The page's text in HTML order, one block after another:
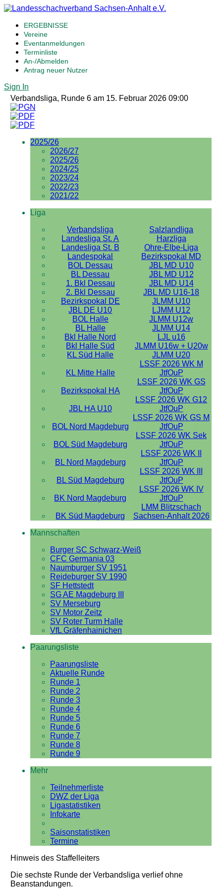
ERGEBNISSE
Vereine
Eventanmeldungen
Terminliste
An-/Abmelden
Antrag neuer Nutzer
Sign In
Verbandsliga, Runde 6 am 15. Februar 2026 09:00
2025/26
2026/27
2025/26
2024/25
2023/24
2022/23
2021/22
Liga
Verbandsliga
Salzlandliga
Landesliga St. A
Harzliga
Landesliga St. B
Ohre-Elbe-Liga
Landespokal
Bezirkspokal MD
BOL Dessau
JBL MD U10
BL Dessau
JBL MD U12
1. Bkl Dessau
JBL MD U14
2. Bkl Dessau
JBL MD U16-18
Bezirkspokal DE
JLMM U10
JBL DE U10
LJMM U12
BOL Halle
JLMM U12w
BL Halle
JLMM U14
Bkl Halle Nord
LJL u16
Bkl Halle Süd
JLMM U16w + U20w
KL Süd Halle
JLMM U20
KL Mitte Halle
LSSF 2026 WK M
JtfOuP
Bezirkspokal HA
LSSF 2026 WK GS
JtfOuP
JBL HA U10
LSSF 2026 WK G12
JtfOuP
BOL Nord Magdeburg
LSSF 2026 WK GS M
JtfOuP
BOL Süd Magdeburg
LSSF 2026 WK Sek
JtfOuP
BL Nord Magdeburg
LSSF 2026 WK II
JtfOuP
BL Süd Magdeburg
LSSF 2026 WK III
JtfOuP
BK Nord Magdeburg
LSSF 2026 WK IV
JtfOuP
BK Süd Magdeburg
LMM Blitzschach
Sachsen-Anhalt 2026
Mannschaften
Burger SC Schwarz-Weiß
CFC Germania 03
Naumburger SV 1951
Reideburger SV 1990
SF Hettstedt
SG AE Magdeburg III
SV Merseburg
SV Motor Zeitz
SV Roter Turm Halle
VfL Gräfenhainichen
Paarungsliste
Paarungsliste
Aktuelle Runde
Runde 1
Runde 2
Runde 3
Runde 4
Runde 5
Runde 6
Runde 7
Runde 8
Runde 9
Mehr
Teilnehmerliste
DWZ der Liga
Ligastatistiken
Infokarte
Saisonstatistiken
Termine
Hinweis des Staffelleiters
Die sechste Runde der Verbandsliga verlief ohne
Beanstandungen.